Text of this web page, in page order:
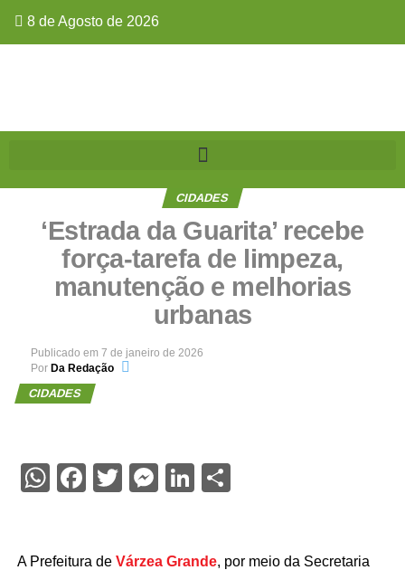
8 de Agosto de 2026
CIDADES
‘Estrada da Guarita’ recebe
força-tarefa de limpeza,
manutenção e melhorias
urbanas
Publicado em 7 de janeiro de 2026
Por Da Redação
CIDADES
WhatsApp
Facebook
Twitter
Messenger
LinkedIn
Share
A Prefeitura de Várzea Grande, por meio da Secretaria